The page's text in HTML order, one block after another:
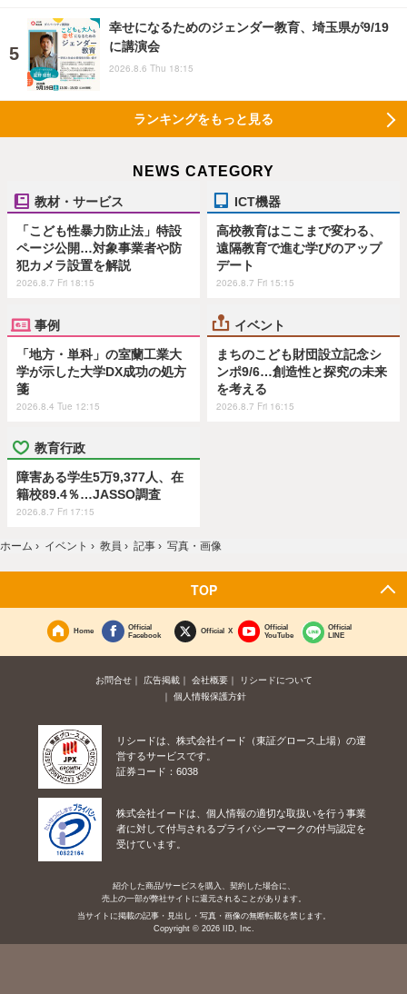
幸せになるためのジェンダー教育、埼玉県が9/19
に講演会
2026.8.6 Thu 18:15
ランキングをもっと見る
NEWS CATEGORY
教材・サービス
「こども性暴力防止法」特設
ページ公開…対象事業者や防
犯カメラ設置を解説
2026.8.7 Fri 18:15
ICT機器
高校教育はここまで変わる、
遠隔教育で進む学びのアップ
デート
2026.8.7 Fri 15:15
事例
「地方・単科」の室蘭工業大
学が示した大学DX成功の処方
箋
2026.8.4 Tue 12:15
イベント
まちのこども財団設立記念シ
ンポ9/6…創造性と探究の未来
を考える
2026.8.7 Fri 16:15
教育行政
障害ある学生5万9,377人、在
籍校89.4％…JASSO調査
2026.8.7 Fri 17:15
ホーム › イベント › 教員 › 記事 › 写真・画像
TOP
Home
Official
Facebook
Official X
Official
YouTube
Official
LINE
お問合せ 広告掲載 会社概要
リシードについて
個人情報保護方針
リシードは、株式会社イード（東証グロース上場）の運
営するサービスです。
証券コード：6038
株式会社イードは、個人情報の適切な取扱いを行う事業
者に対して付与されるプライバシーマークの付与認定を
受けています。
紹介した商品/サービスを購入、契約した場合に、
売上の一部が弊社サイトに還元されることがあります。
当サイトに掲載の記事・見出し・写真・画像の無断転載を禁じます。
Copyright © 2026 IID, Inc.